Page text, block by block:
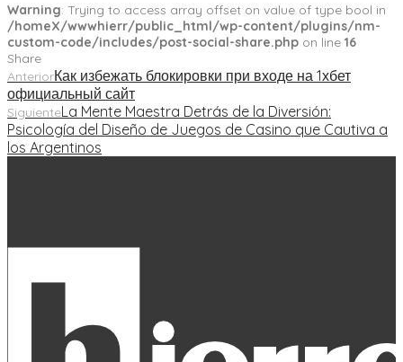
Warning: Trying to access array offset on value of type bool in
/homeX/wwwhierr/public_html/wp-content/plugins/nm-
custom-code/includes/post-social-share.php on line 16
Share
AnteriorКак избежать блокировки при входе на 1хбет
официальный сайт
SiguienteLa Mente Maestra Detrás de la Diversión:
Psicología del Diseño de Juegos de Casino que Cautiva a
los Argentinos